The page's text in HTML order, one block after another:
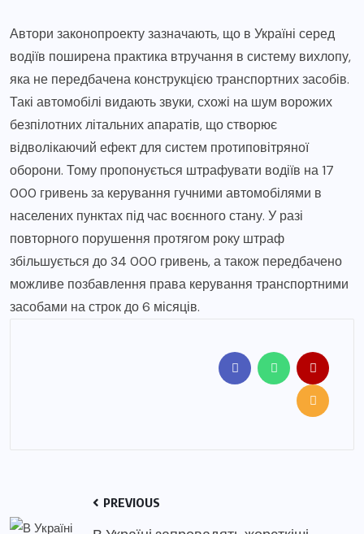
Автори законопроекту зазначають, що в Україні серед
водіїв поширена практика втручання в систему вихлопу,
яка не передбачена конструкцією транспортних засобів.
Такі автомобілі видають звуки, схожі на шум ворожих
безпілотних літальних апаратів, що створює
відволікаючий ефект для систем протиповітряної
оборони. Тому пропонується штрафувати водіїв на 17
000 гривень за керування гучними автомобілями в
населених пунктах під час воєнного стану. У разі
повторного порушення протягом року штраф
збільшується до 34 000 гривень, а також передбачено
можливе позбавлення права керування транспортними
засобами на строк до 6 місяців.
PREVIOUS